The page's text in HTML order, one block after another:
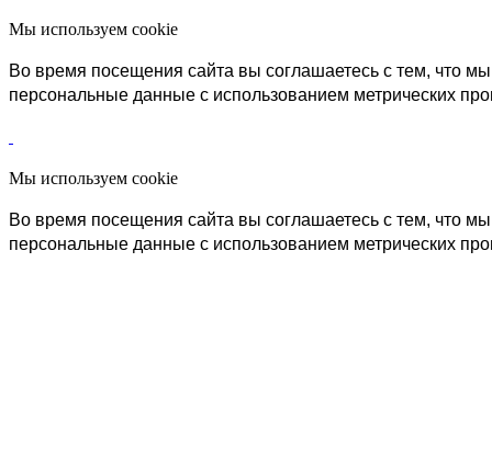
Мы используем cookie
Во время посещения сайта вы соглашаетесь с тем, что
персональные данные с использованием метрических
Мы используем cookie
Во время посещения сайта вы соглашаетесь с тем, что
персональные данные с использованием метрических